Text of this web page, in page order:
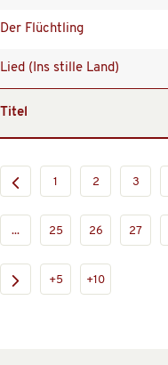
Der Flüchtling
Lied (Ins stille Land)
Titel
1 2 3
... 25 26 27
+5 +10